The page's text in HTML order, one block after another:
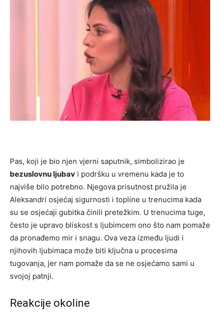
Pas, koji je bio njen vjerni saputnik, simbolizirao je
bezuslovnu ljubav i podršku u vremenu kada je to
najviše bilo potrebno. Njegova prisutnost pružila je
Aleksandri osjećaj sigurnosti i topline u trenucima kada
su se osjećaji gubitka činili pretežkim. U trenucima tuge,
često je upravo bliskost s ljubimcem ono što nam pomaže
da pronađemo mir i snagu. Ova veza između ljudi i
njihovih ljubimaca može biti ključna u procesima
tugovanja, jer nam pomaže da se ne osjećamo sami u
svojoj patnji.
Reakcije okoline